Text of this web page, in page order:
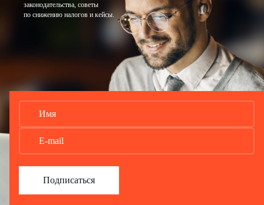
законодательства, советы
по снижению налогов и кейсы.
Подписаться